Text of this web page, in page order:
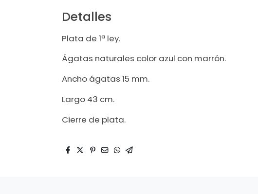
Detalles
Plata de 1ª ley.
Ágatas naturales color azul con marrón.
Ancho ágatas 15 mm.
Largo 43 cm.
Cierre de plata.